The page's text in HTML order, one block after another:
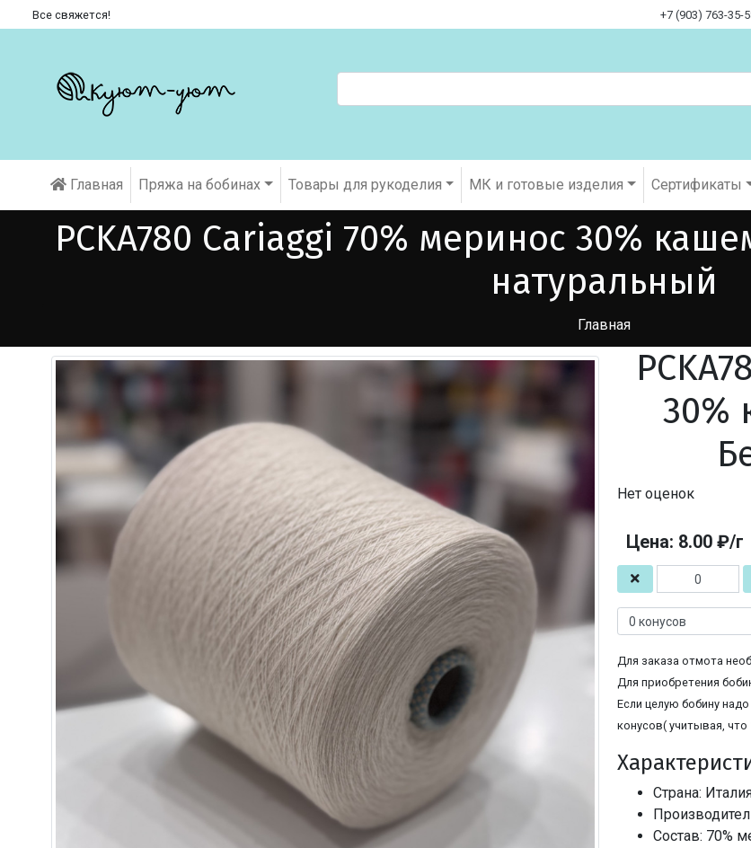
Все свяжется! +7 (903) 763-35-
Главная Пряжа на бобинах Товары для рукоделия МК и готовые изделия Cертификаты
PCKA780 Cariaggi 70% меринос 30%
натуральный
Главная
30%
Нет оценок
Цена: 8.00 ₽/г
Для заказа отмота
Для приобретения
Если целую бобину
конусов( учитывая,
Страна:
Состав: 70%